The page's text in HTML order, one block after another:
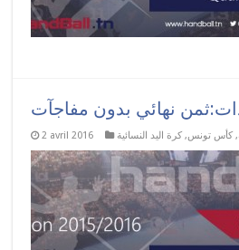
2 avril 2016 ,كأس تونس,كرة اليد النسائية